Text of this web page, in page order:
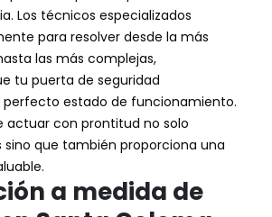
Los técnicos especializados
para resolver desde la más
las más complejas,
tu puerta de seguridad
estado de funcionamiento.
actuar con prontitud no solo
sino que también proporciona una
a medida de